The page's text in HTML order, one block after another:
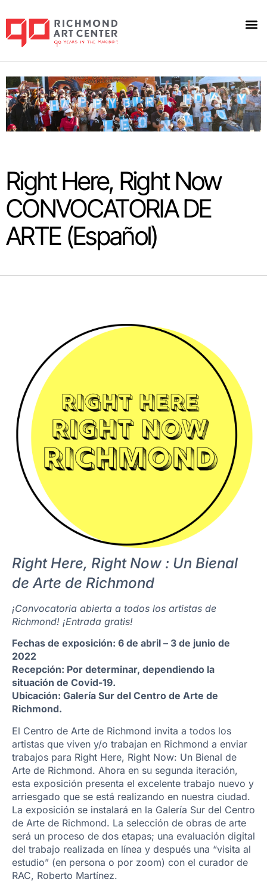
Right Here, Right Now
CONVOCATORIA DE
ARTE (Español)
Right Here, Right Now : Un Bienal
de Arte de Richmond
¡Convocatoria abierta a todos los artistas de
Richmond! ¡Entrada gratis!
Fechas de exposición: 6 de abril – 3 de junio de
2022
Recepción: Por determinar, dependiendo la
situación de Covid-19.
Ubicación: Galería Sur del Centro de Arte de
Richmond.
El Centro de Arte de Richmond invita a todos los
artistas que viven y/o trabajan en Richmond a enviar
trabajos para Right Here, Right Now: Un Bienal de
Arte de Richmond. Ahora en su segunda iteración,
esta exposición presenta el excelente trabajo nuevo y
arriesgado que se está realizando en nuestra ciudad.
La exposición se instalará en la Galería Sur del Centro
de Arte de Richmond. La selección de obras de arte
será un proceso de dos etapas; una evaluación digital
del trabajo realizada en línea y después una “visita al
estudio” (en persona o por zoom) con el curador de
RAC, Roberto Martínez.